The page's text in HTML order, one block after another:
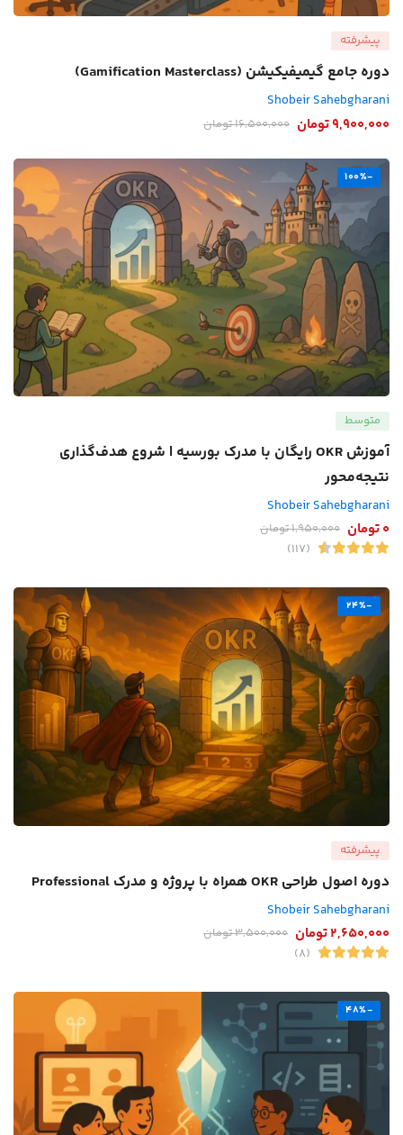
پیشرفته
دوره جامع گیمیفیکیشن (Gamification Masterclass)
Shobeir Sahebgharani
9,900,000تومان 16,500,000تومان
-100%
متوسط
آموزش OKR رایگان با مدرک بورسیه | شروع هدف‌گذاری
نتیجه‌محور
Shobeir Sahebgharani
0تومان 1,950,000تومان
(117)
-24%
پیشرفته
دوره اصول طراحی OKR همراه با پروژه و مدرک Professional
Shobeir Sahebgharani
2,650,000تومان 3,500,000تومان
(8)
-48%